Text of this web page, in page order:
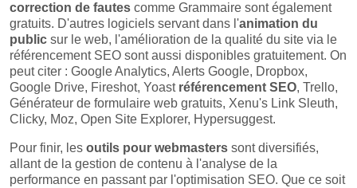
correction de fautes comme Grammaire sont également
gratuits. D'autres logiciels servant dans l'animation du
public sur le web, l'amélioration de la qualité du site via le
référencement SEO sont aussi disponibles gratuitement. On
peut citer : Google Analytics, Alerts Google, Dropbox,
Google Drive, Fireshot, Yoast référencement SEO, Trello,
Générateur de formulaire web gratuits, Xenu's Link Sleuth,
Clicky, Moz, Open Site Explorer, Hypersuggest.
Pour finir, les outils pour webmasters sont diversifiés,
allant de la gestion de contenu à l'analyse de la
performance en passant par l'optimisation SEO. Que ce soit